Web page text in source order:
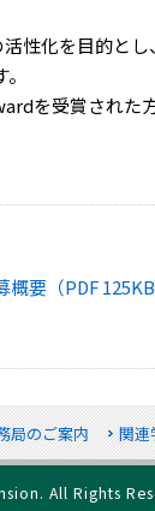
性化を目的とし
を受賞された
要（PDF 125KB
局のご案内 関連
All Rights